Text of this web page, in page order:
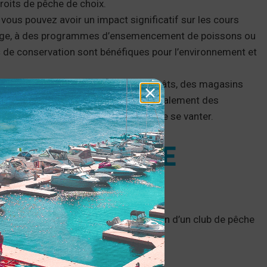
de pêche de choix.
vous pouvez avoir un impact significatif sur les cours
à des programmes d’ensemencement de poissons ou
conservation sont bénéfiques pour l’environnement et
rabais avec des magasins d’appâts, des magasins
Certains clubs organisent également des
la chance de gagner des prix ou de se vanter.
UN CLUB DE
dans le vif du sujet de la création d’un club de pêche
de prospérer.